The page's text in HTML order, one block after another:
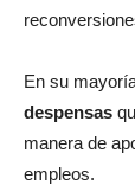
En su
despensas
manera de
empleos.